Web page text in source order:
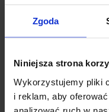
Zgoda
Niniejsza strona
Wykorzystujemy pliki
i reklam, aby
analizować ruch w